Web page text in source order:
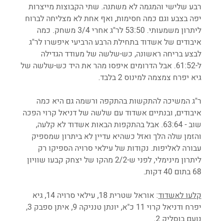
רבע שלישי והמגמה לא משתנה. שתי הקבוצות מייצרות
יפה בצבע וגם כמה חסימות, ואף אחת לא מצליחה לברוח
ליתרון משמעותי. 53:50 לר"ג אחרי 3/4 משחק. כמה
איבודים של אשדוד בתחילת הרבע הרביעי איפשרו לר"ג
לבצע בריחה ראשונה, כש-שלשה של מעודד הגדילה
ל-61:52. אבל הדרומים איפסו מהר את היד כש-שלשה של
גיא יפרח צמצמה למינוס 2 בלבד.
ר"ג המשיכה להתקשות בהתקפה ורשמה גם היא כמה
איבודים, ובנתיים אשדוד עם שלשה של דניאל קרוי הפכה
שוב - 63:64. אבל בהתקפות הבאות אשדוד לא קלעה,
והזמן שלה הלך ואזל כשהיא עדיין לא ביתרון שמספיק
עבורה לאליפות. נקודות של עילאי סרויה הספיקו רק
ליתרון מינימלי, לפני ש-2/2 מהקו של יצחק קבעו שוויון
68 בתום 40 דקות.
קלעו לאשדוד
: אוראל שטרית 18, עילאי סרויה 14, גיא
יפרח ודניאל קרוי 11 כ"א, יונתן טנניקה 9, איתן ספבק 3,